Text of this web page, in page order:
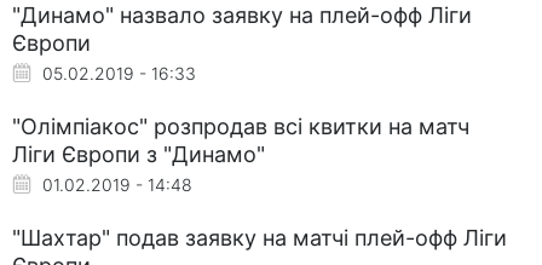
"Динамо" назвало заявку на плей-офф Ліги
Європи
05.02.2019 - 16:33
"Олімпіакос" розпродав всі квитки на матч
Ліги Європи з "Динамо"
01.02.2019 - 14:48
"Шахтар" подав заявку на матчі плей-офф Ліги